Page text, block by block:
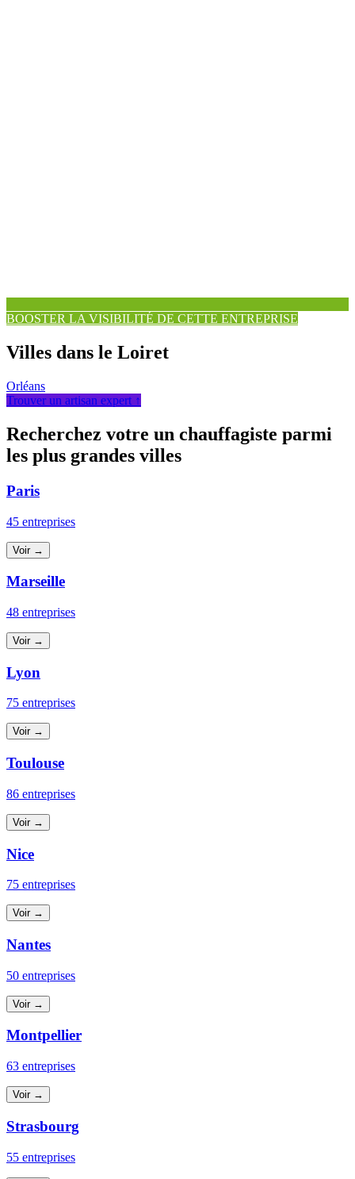
BOOSTER LA VISIBILITÉ DE CETTE ENTREPRISE
Villes dans le Loiret
Orléans
Trouver un artisan expert ↑
Recherchez votre un chauffagiste parmi
les plus grandes villes
Paris
45 entreprises
Voir →
Marseille
48 entreprises
Voir →
Lyon
75 entreprises
Voir →
Toulouse
86 entreprises
Voir →
Nice
75 entreprises
Voir →
Nantes
50 entreprises
Voir →
Montpellier
63 entreprises
Voir →
Strasbourg
55 entreprises